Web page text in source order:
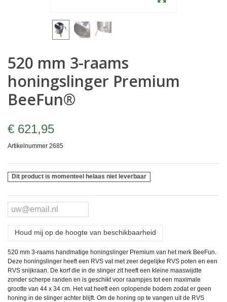
520 mm 3-raams
honingslinger Premium
BeeFun®
€ 621,95
Artikelnummer 2685
Dit product is momenteel helaas niet leverbaar
Houd mij op de hoogte van beschikbaarheid
520 mm 3-raams handmatige honingslinger Premium van het merk BeeFun.
Deze honingslinger heeft een RVS vat met zeer degelijke RVS poten en een
RVS snijkraan. De korf die in de slinger zit heeft een kleine maaswijdte
zonder scherpe randen en is geschikt voor raampjes tot een maximale
grootte van 44 x 34 cm. Het vat heeft een oplopende bodem zodat er geen
honing in de slinger achter blijft. Om de honing op te vangen uit de RVS